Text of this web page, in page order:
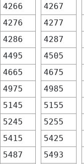
4266
4267
4276
4277
4286
4287
4495
4505
4665
4675
4975
4985
5145
5155
5245
5255
5415
5425
5487 5493